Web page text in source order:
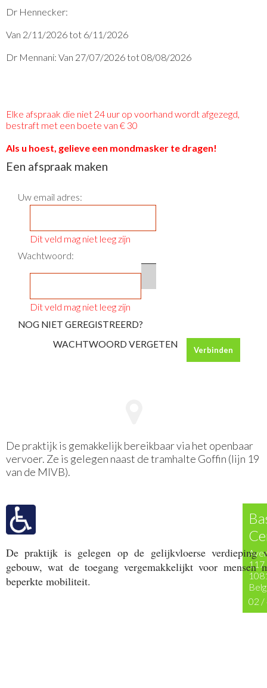
Dr Hennecker:
Van 2/11/2026 tot 6/11/2026
Dr Mennani: Van 27/07/2026 tot 08/08/2026
Elke afspraak die niet 24 uur op voorhand wordt afgezegd,
bestraft met een boete van € 30
Als u hoest, gelieve een mondmasker te dragen!
Een afspraak maken
Uw email adres:
Dit veld mag niet leeg zijn
Wachtwoord:
Dit veld mag niet leeg zijn
NOG NIET GEREGISTREERD?
Verbinden
De praktijk is gemakkelijk bereikbaar via het openbaar
vervoer. Ze is gelegen naast de tramhalte Goffin (lijn 19
van de MIVB).
De praktijk is gelegen op de gelijkvloerse verdieping
gebouw, wat de toegang vergemakkelijkt voor mensen
beperkte mobiliteit.
117
02 /